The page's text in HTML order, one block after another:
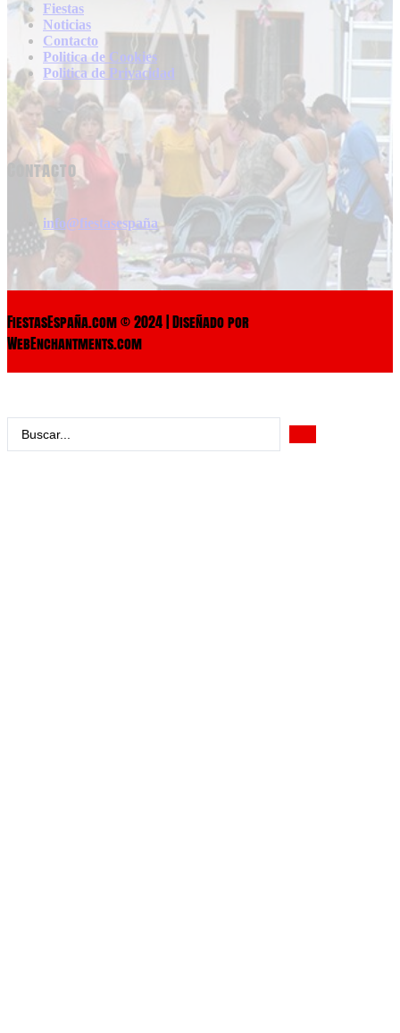
Fiestas
Noticias
Contacto
Politica de Cookies
Politica de Privacidad
Contacto
info@fiestasespaña
FiestasEspaña.com © 2024 | Diseñado por
WebEnchantments.com